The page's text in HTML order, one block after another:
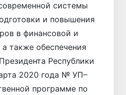
системы
и повышения
в финансовой и
также обеспечения
Республики
2020 года № УП–
программе по